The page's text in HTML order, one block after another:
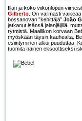
Illan ja koko viikonlopun
Gilberto. On varmasti
bossanovan ”kehittäjä” João
jatkanut isänsä jalanjäljillä,
rytmistä. Maallikon korvaan
myöskään täysin kauhealta.
esiintyminen alkoi puuduttaa.
tuomita nainen eksoottiseksi